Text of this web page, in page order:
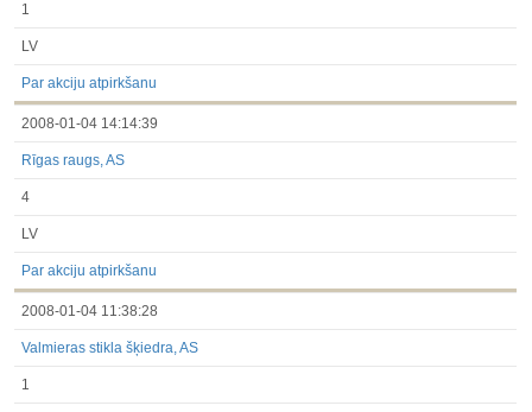
1
LV
Par akciju atpirkšanu
2008-01-04 14:14:39
Rīgas raugs, AS
4
LV
Par akciju atpirkšanu
2008-01-04 11:38:28
Valmieras stikla šķiedra, AS
1